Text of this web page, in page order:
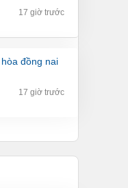
17 giờ trước
17 giờ trước